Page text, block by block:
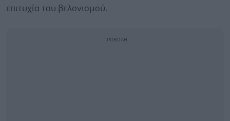
επιτυχία του βελονισμού.